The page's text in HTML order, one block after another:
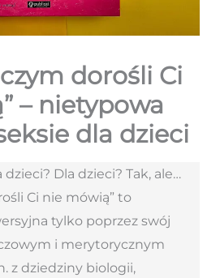
czym dorośli Ci
– nietypowa
dla dzieci
dzieci? Dla dzieci? Tak, ale…
Ci nie mówią” to
tylko poprzez swój
i merytorycznym
z dziedziny biologii,